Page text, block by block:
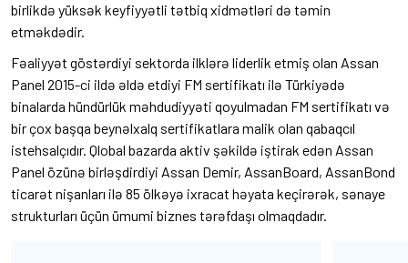
birlikdə yüksək keyfiyyətli tətbiq xidmətləri də təmin
etməkdədir.
Fəaliyyət göstərdiyi sektorda ilklərə liderlik etmiş olan Assan
Panel 2015-ci ildə əldə etdiyi FM sertifikatı ilə Türkiyədə
binalarda hündürlük məhdudiyyəti qoyulmadan FM sertifikatı və
bir çox başqa beynəlxalq sertifikatlara malik olan qabaqcıl
istehsalçıdır. Qlobal bazarda aktiv şəkildə iştirak edən Assan
Panel özünə birləşdirdiyi Assan Demir, AssanBoard, AssanBond
ticarət nişanları ilə 85 ölkəyə ixracat həyata keçirərək, sənaye
strukturları üçün ümumi biznes tərəfdaşı olmaqdadır.